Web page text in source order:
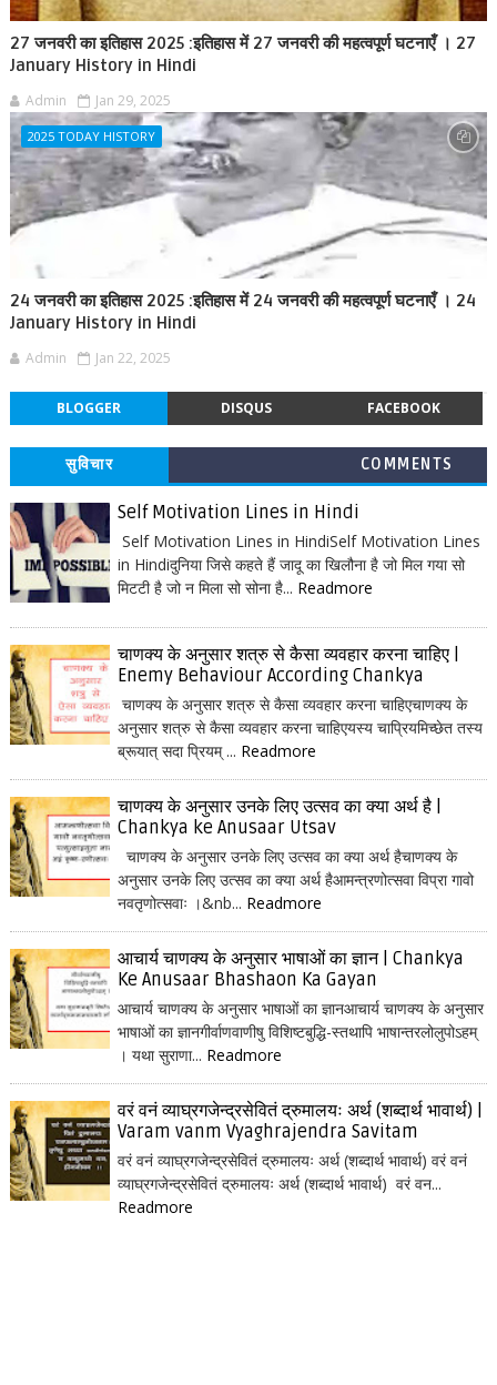
27 जनवरी का इतिहास 2025 :इतिहास में 27 जनवरी की महत्वपूर्ण घटनाएँ । 27
January History in Hindi
Admin Jan 29, 2025
2025 TODAY HISTORY
24 जनवरी का इतिहास 2025 :इतिहास में 24 जनवरी की महत्वपूर्ण घटनाएँ । 24
January History in Hindi
Admin Jan 22, 2025
BLOGGER DISQUS FACEBOOK
सुविचार COMMENTS
Self Motivation Lines in Hindi
Self Motivation Lines in HindiSelf Motivation Lines
in Hindiदुनिया जिसे कहते हैं जादू का खिलौना है जो मिल गया सो
मिटटी है जो न मिला सो सोना है... Readmore
चाणक्य के अनुसार शत्रु से कैसा व्यवहार करना चाहिए |
Enemy Behaviour According Chankya
चाणक्य के अनुसार शत्रु से कैसा व्यवहार करना चाहिएचाणक्य के
अनुसार शत्रु से कैसा व्यवहार करना चाहिएयस्य चाप्रियमिच्छेत तस्य
ब्रूयात् सदा प्रियम् ... Readmore
चाणक्य के अनुसार उनके लिए उत्सव का क्या अर्थ है |
Chankya ke Anusaar Utsav
चाणक्य के अनुसार उनके लिए उत्सव का क्या अर्थ हैचाणक्य के
अनुसार उनके लिए उत्सव का क्या अर्थ हैआमन्त्रणोत्सवा विप्रा गावो
नवतृणोत्सवाः ।&nb... Readmore
आचार्य चाणक्य के अनुसार भाषाओं का ज्ञान | Chankya
Ke Anusaar Bhashaon Ka Gayan
आचार्य चाणक्य के अनुसार भाषाओं का ज्ञानआचार्य चाणक्य के अनुसार
भाषाओं का ज्ञानगीर्वाणवाणीषु विशिष्टबुद्धि-स्तथापि भाषान्तरलोलुपोऽहम्
। यथा सुराणा... Readmore
वरं वनं व्याघ्रगजेन्द्रसेवितं द्रुमालयः अर्थ (शब्दार्थ भावार्थ) |
Varam vanm Vyaghrajendra Savitam
वरं वनं व्याघ्रगजेन्द्रसेवितं द्रुमालयः अर्थ (शब्दार्थ भावार्थ) वरं वनं
व्याघ्रगजेन्द्रसेवितं द्रुमालयः अर्थ (शब्दार्थ भावार्थ) वरं वन...
Readmore